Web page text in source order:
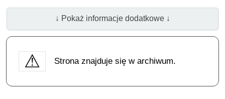
↓ Pokaż informacje dodatkowe ↓
Strona znajduje się w archiwum.